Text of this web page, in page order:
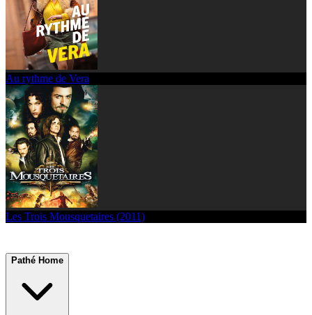
Au rythme de Vera
Les Trois Mousquetaires (2011)
Pathé Home